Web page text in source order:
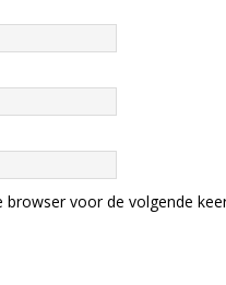
voor de volgende